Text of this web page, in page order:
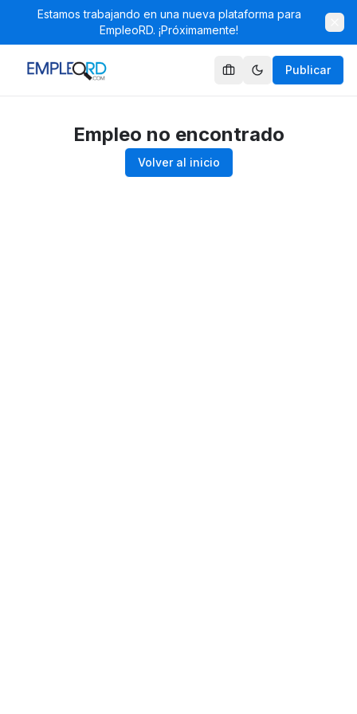
Estamos trabajando en una nueva plataforma para
EmpleoRD. ¡Próximamente!
Publicar
Empleo no encontrado
Volver al inicio